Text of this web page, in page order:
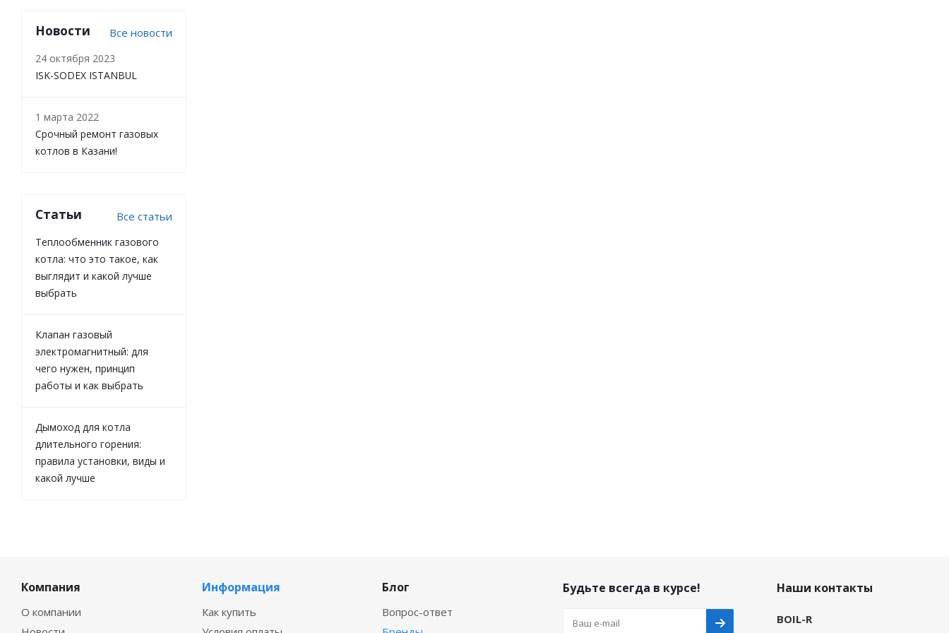
Новости Все новости
24 октября 2023
ISK-SODEX ISTANBUL
1 марта 2022
Срочный ремонт газовых
котлов в Казани!
Статьи Все статьи
Теплообменник газового
котла: что это такое, как
выглядит и какой лучше
выбрать
Клапан газовый
электромагнитный: для
чего нужен, принцип
работы и как выбрать
Дымоход для котла
длительного горения:
правила установки, виды и
какой лучше
Компания
О компании
Информация
Как купить
Блог
Вопрос-ответ
Будьте всегда в курсе! Наши контакты
BOIL-R